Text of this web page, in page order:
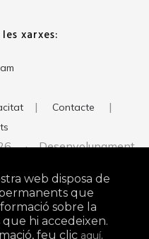
xarxes:
| Contacte |
· Desenvolupament
web disposa de
que
sobre la
hi accedeixen.
feu clic aquí.